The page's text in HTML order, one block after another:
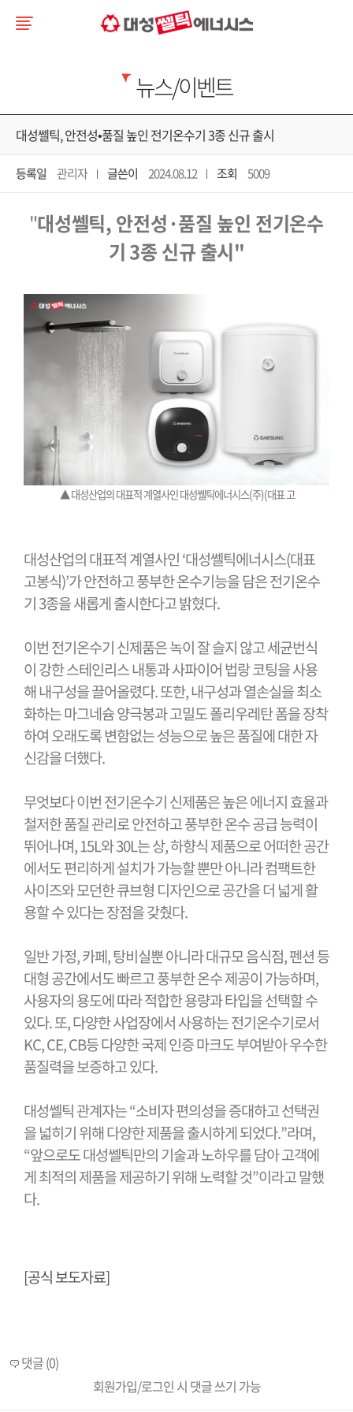
뉴스/이벤트
대성쎌틱, 안전성•품질 높인 전기온수기 3종 신규 출시
등록일 관리자 글쓴이 2024.08.12 조회 5009
"대성쎌틱,안전성·품질 높인 전기온수
기3종 신규 출시"
▲대성산업의 대표적 계열사인 대성쎌틱에너시스(주)(대표 고
대성산업의 대표적 계열사인‘대성쎌틱에너시스(대표
고봉식)’가 안전하고 풍부한 온수기능을 담은 전기온수
기3종을 새롭게 출시한다고 밝혔다.
이번 전기온수기 신제품은 녹이 잘 슬지 않고 세균번식
이 강한 스테인리스 내통과 사파이어 법랑 코팅을 사용
해 내구성을 끌어올렸다.또한,내구성과 열손실을 최소
화하는 마그네슘 양극봉과 고밀도 폴리우레탄 폼을 장착
하여 오래도록 변함없는 성능으로 높은 품질에 대한 자
신감을 더했다.
무엇보다 이번 전기온수기 신제품은 높은 에너지 효율과
철저한 품질 관리로 안전하고 풍부한 온수 공급 능력이
뛰어나며, 15L와30L는 상,하향식 제품으로 어떠한 공간
에서도 편리하게 설치가 가능할 뿐만 아니라 컴팩트한
사이즈와 모던한 큐브형 디자인으로 공간을 더 넓게 활
용할 수 있다는 장점을 갖췄다.
일반 가정,카페,탕비실뿐 아니라 대규모 음식점,펜션 등
대형 공간에서도 빠르고 풍부한 온수 제공이 가능하며,
사용자의 용도에 따라 적합한 용량과 타입을 선택할 수
있다.또,다양한 사업장에서 사용하는 전기온수기로서
KC, CE, CB등 다양한 국제 인증 마크도 부여받아 우수한
품질력을 보증하고 있다.
대성쎌틱 관계자는“소비자 편의성을 증대하고 선택권
을 넓히기 위해 다양한 제품을 출시하게 되었다.”라며,
“앞으로도 대성쎌틱만의 기술과 노하우를 담아 고객에
게 최적의 제품을 제공하기 위해 노력할 것”이라고 말했
다.
[공식 보도자료]
댓글 (0)
회원가입/로그인 시 댓글 쓰기 가능